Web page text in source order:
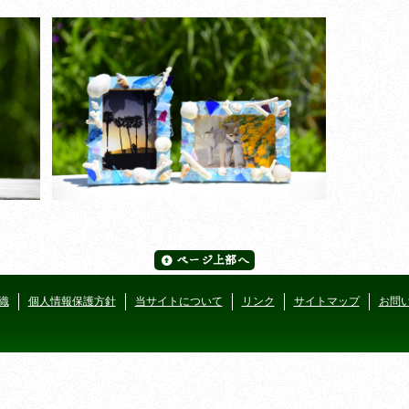
個人情報保護方針 当サイトについて リンク サイトマップ お問